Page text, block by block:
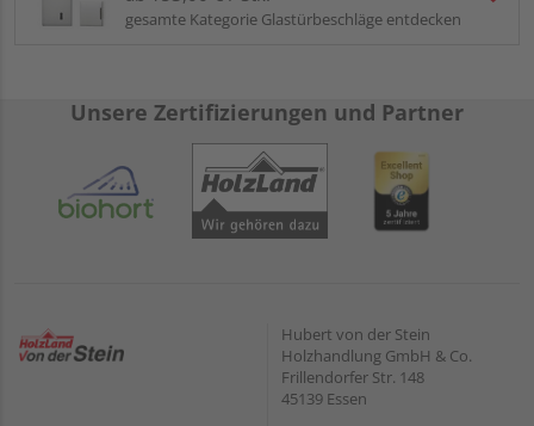
gesamte Kategorie Glastürbeschläge entdecken
Unsere Zertifizierungen und Partner
Hubert von der Stein
Holzhandlung GmbH & Co.
Frillendorfer Str. 148
45139 Essen